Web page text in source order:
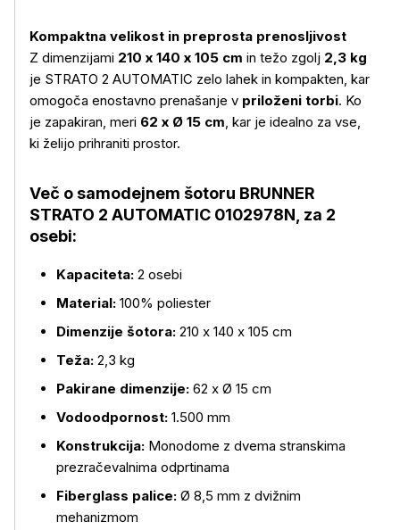
Več o izdelku
Kompaktna velikost in preprosta prenosljivost
Z dimenzijami 210 x 140 x 105 cm in težo zgolj 2,3 kg
je STRATO 2 AUTOMATIC zelo lahek in kompakten, kar
omogoča enostavno prenašanje v priloženi torbi. Ko
je zapakiran, meri 62 x Ø 15 cm, kar je idealno za vse,
ki želijo prihraniti prostor.
Več o samodejnem šotoru BRUNNER
STRATO 2 AUTOMATIC 0102978N, za 2
osebi:
Kapaciteta: 2 osebi
Material: 100% poliester
Dimenzije šotora: 210 x 140 x 105 cm
Teža: 2,3 kg
Pakirane dimenzije: 62 x Ø 15 cm
Vodoodpornost: 1.500 mm
Konstrukcija: Monodome z dvema stranskima
prezračevalnima odprtinama
Fiberglass palice: Ø 8,5 mm z dvižnim
mehanizmom